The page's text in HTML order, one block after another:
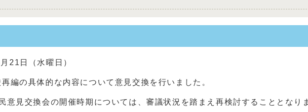
21日（水曜日）
編の具体的な内容について意見交換を行いました。
意見交換会の開催時期については、審議状況を踏まえ再検討することとなり